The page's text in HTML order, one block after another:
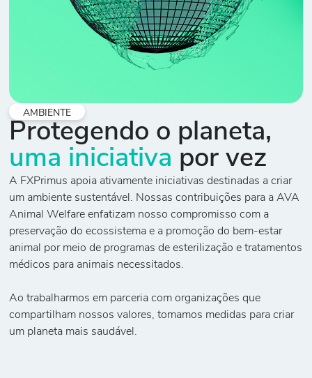
AMBIENTE
Protegendo o planeta,
uma iniciativa por vez
A FXPrimus apoia ativamente iniciativas destinadas a criar
um ambiente sustentável. Nossas contribuições para a AVA
Animal Welfare enfatizam nosso compromisso com a
preservação do ecossistema e a promoção do bem-estar
animal por meio de programas de esterilização e tratamentos
médicos para animais necessitados.
Ao trabalharmos em parceria com organizações que
compartilham nossos valores, tomamos medidas para criar
um planeta mais saudável.